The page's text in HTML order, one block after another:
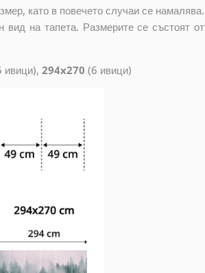
като в повечето случаи се намалява.
на тапета. Размерите се състоят от
ивици), 294x270 (6 ивици)